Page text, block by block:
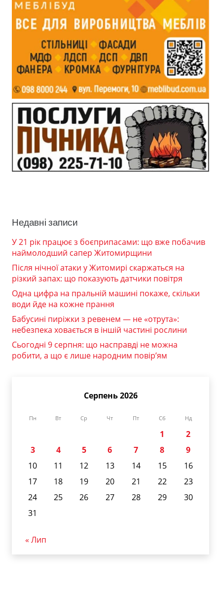
Недавні записи
У 21 рік працює з боєприпасами: що вже побачив
наймолодший сапер Житомирщини
Після нічної атаки у Житомирі скаржаться на
різкий запах: що показують датчики повітря
Одна цифра на пральній машині покаже, скільки
води йде на кожне прання
Бабусині пиріжки з ревенем — не «отрута»:
небезпека ховається в іншій частині рослини
Сьогодні 9 серпня: що насправді не можна
робити, а що є лише народним повір’ям
Серпень 2026
Пн Вт Ср Чт Пт Сб Нд
1
2
3
4 5 6 7 8
9
10
11 12 13 14 15
16
17
18 19 20 21 22
23
24
25 26 27 28 29
30
31
« Лип